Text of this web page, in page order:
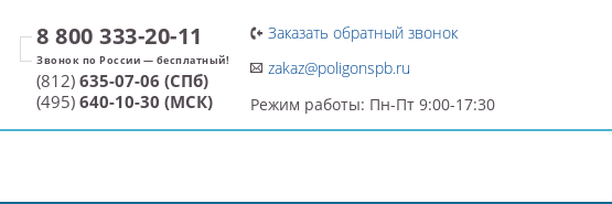
8 800 333-20-11
(812) 635-07-06 (СПб)
(495) 640-10-30 (МСК)
Заказать обратный звонок
zakaz@poligonspb.ru
Режим работы: Пн-Пт 9:00-17:30